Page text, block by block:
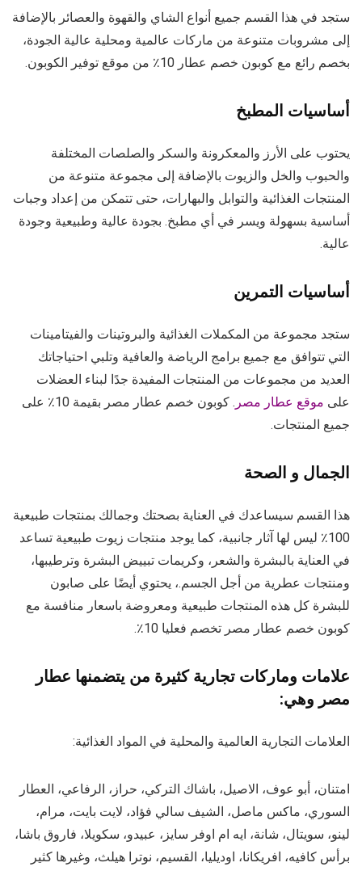
ستجد في هذا القسم جميع أنواع الشاي والقهوة والعصائر بالإضافة
إلى مشروبات متنوعة من ماركات عالمية ومحلية عالية الجودة،
بخصم رائع مع كوبون خصم عطار 10٪ من موقع توفير الكوبون.
أساسيات المطبخ
يحتوب على الأرز والمعكرونة والسكر والصلصات المختلفة
والحبوب والخل والزيوت بالإضافة إلى مجموعة متنوعة من
المنتجات الغذائية والتوابل والبهارات، حتى تتمكن من إعداد وجبات
أساسية بسهولة ويسر في أي مطبخ. بجودة عالية وطبيعية وجودة
عالية.
أساسيات التمرين
ستجد مجموعة من المكملات الغذائية والبروتينات والفيتامينات
التي تتوافق مع جميع برامج الرياضة والعافية وتلبي احتياجاتك
العديد من مجموعات من المنتجات المفيدة جدًا لبناء العضلات
على موقع عطار مصر
. كوبون خصم عطار مصر بقيمة 10٪ على
جميع المنتجات.
الجمال و الصحة
هذا القسم سيساعدك في العناية بصحتك وجمالك بمنتجات طبيعية
100٪ ليس لها آثار جانبية، كما يوجد منتجات زيوت طبيعية تساعد
في العناية بالبشرة والشعر، وكريمات تبييض البشرة وترطيبها،
ومنتجات عطرية من أجل الجسم.، يحتوي أيضًا على صابون
للبشرة كل هذه المنتجات طبيعية ومعروضة باسعار منافسة مع
كوبون خصم عطار مصر تخصم فعليا 10٪.
علامات وماركات تجارية كثيرة من يتضمنها عطار
مصر وهي:
العلامات التجارية العالمية والمحلية في المواد الغذائية:
امتنان، أبو عوف، الاصيل، باشاك التركي، حراز، الرفاعي، العطار
السوري، ماكس ماصل، الشيف سالي فؤاد، لايت بايت، مرام،
لينو، سويتال، شانة، ايه ام اوفر سايز، عبيدو، سكويلا، فاروق باشا،
برأس كافيه، افريكانا، اوديليا، القسيم، نوترا هيلث، وغيرها كثير